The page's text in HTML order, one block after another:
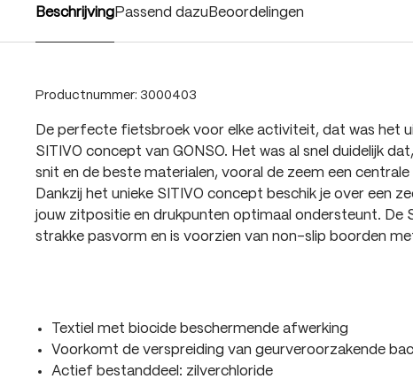
Beschrijving Passend dazu Beoordelingen
Productnummer: 3000403
De perfecte fietsbroek voor elke activiteit, dat was het
SITIVO concept van GONSO. Het was al snel duidelijk
snit en de beste materialen, vooral de zeem een
Dankzij het unieke SITIVO concept beschik je over een
jouw zitpositie en drukpunten optimaal ondersteunt. De
strakke pasvorm en is voorzien van non-slip boorden
Textiel met biocide beschermende afwerking
Voorkomt de verspreiding van geurveroorzakende
Actief bestanddeel: zilverchloride